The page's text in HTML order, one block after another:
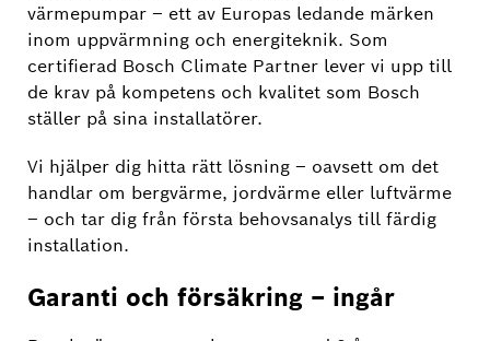
värmepumpar – ett av Europas ledande märken
inom uppvärmning och energiteknik. Som
certifierad Bosch Climate Partner lever vi upp till
de krav på kompetens och kvalitet som Bosch
ställer på sina installatörer.
Vi hjälper dig hitta rätt lösning – oavsett om det
handlar om bergvärme, jordvärme eller luftvärme
– och tar dig från första behovsanalys till färdig
installation.
Garanti och försäkring – ingår